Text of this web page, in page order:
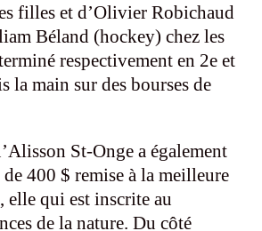
filles et d’Olivier Robichaud
Béland (hockey) chez les
respectivement en 2e et
la main sur des bourses de
St-Onge a également
400 $ remise à la meilleure
elle qui est inscrite au
de la nature. Du côté